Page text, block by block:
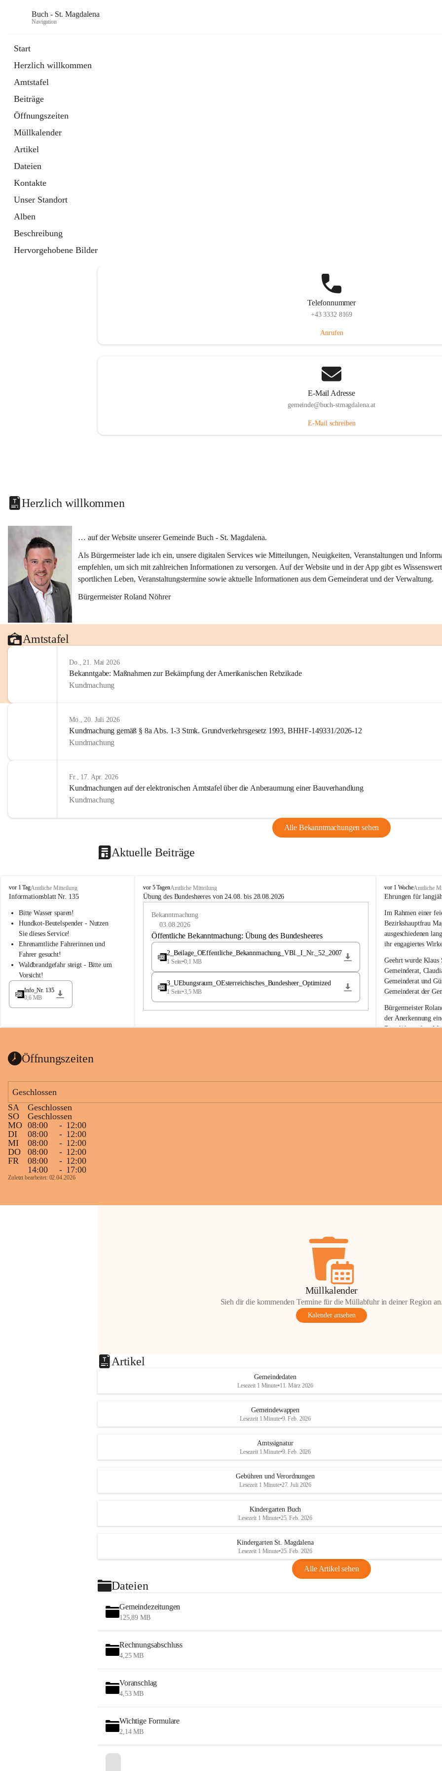
Buch - St. Magdalena
Navigation
Start
Herzlich willkommen
Amtstafel
Beiträge
Öffnungszeiten
Müllkalender
Artikel
Dateien
Kontakte
Unser Standort
Alben
Beschreibung
Hervorgehobene Bilder
Telefonnummer
+43 3332 8169
Anrufen
E-Mail Adresse
gemeinde@buch-stmagdalena.at
E-Mail schreiben
Herzlich willkommen
… auf der Website unserer Gemeinde Buch - St. Magdalena.
Als Bürgermeister lade ich ein, unsere digitalen Services wie Mitteilungen, Neuigkeiten, Veranstaltungen und
empfehlen, um sich mit zahlreichen Informationen zu versorgen. Auf der Website und in der App gibt es
sportlichen Leben, Veranstaltungstermine sowie aktuelle Informationen aus dem Gemeinderat und der Verwaltung.
Bürgermeister Roland Nöhrer
Amtstafel
Do., 21. Mai 2026
Bekanntgabe: Maßnahmen zur Bekämpfung der Amerikanischen Rebzikade
Kundmachung
Mo., 20. Juli 2026
Kundmachung gemäß § 8a Abs. 1-3 Stmk. Grundverkehrsgesetz 1993, BHHF-149331/2026-12
Kundmachung
Fr., 17. Apr. 2026
Kundmachungen auf der elektronischen Amtstafel über die Anberaumung einer Bauverhandlung
Kundmachung
Alle Bekanntmachungen sehen
Aktuelle Beiträge
B
u
h
a
d
l
a
vor 1 TagAmtliche Mitteilung
Informationsblatt Nr. 135
Bitte Wasser sparen!
Hundkot-Beutelspender - Nutzen
Sie dieses Service!
Ehrenamtliche Fahrerinnen und
Fahrer gesucht!
Waldbrandgefahr steigt - Bitte um
Vorsicht!
Info_Nr. 135
0,6 MB
B
u
e
a
vor 5 TagenAmtliche Mitteilung
Übung des Bundesheeres von 24.08. bis 28.08.2026
Bekanntmachung
03.08.2026
Öffentliche Bekanntmachung: Übung des Bundesheeres
2_Beilage_OEffentliche_Bekannmachung_VBl._I_Nr._52_2007
1 Seite•0,1 MB
3_UEbungsraum_OEsterreichisches_Bundesheer_Optimized
1 Seite•3,5 MB
B
u
h
-
S
t
M
a
g
d
a
l
e
n
a
vor 1 WocheAmtliche
Ehrungen für
Im Rahmen einer
Bezirkshauptfrau
ausgeschiedenen
ihr engagiertes
Geehrt wurde Klaus
Gemeinderat,
Gemeinderat und
Gemeinderat der
Bürgermeister
der Anerkennung
Bezirkshauptfrau
Öffnungszeiten
Geschlossen
SA
Geschlossen
SO
Geschlossen
MO 08:00 - 12:00
DI
08:00 - 12:00
MI
08:00 - 12:00
DO
08:00 - 12:00
FR
08:00 - 12:00
14:00
- 17:00
Zuletzt bearbeitet: 02.04.2026
Müllkalender
Sieh dir die kommenden Termine für die Müllabfuhr in deiner Region an.
Kalender ansehen
Artikel
Gemeindedaten
Lesezeit 1 Minute•11. März 2026
Gemeindewappen
Lesezeit 1 Minute•9. Feb. 2026
Amtssignatur
Lesezeit 1 Minute•9. Feb. 2026
Gebühren und Verordnungen
Lesezeit 1 Minute•27. Juli 2026
Kindergarten Buch
Lesezeit 1 Minute•25. Feb. 2026
Kindergarten St. Magdalena
Lesezeit 1 Minute•25. Feb. 2026
Alle Artikel sehen
Dateien
Gemeindezeitungen
125,89 MB
Rechnungsabschluss
4,25 MB
Voranschlag
4,53 MB
Wichtige Formulare
2,14 MB